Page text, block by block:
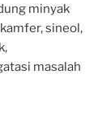
minyak
sineol,
masalah